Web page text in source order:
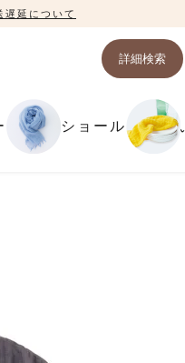
遅延について
詳細検索
ショール